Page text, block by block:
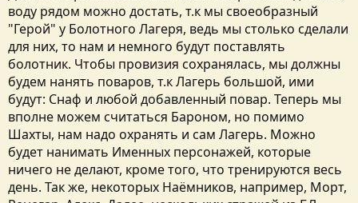
воду рядом можно достать, т.к мы своеобразный
"Герой" у Болотного Лагеря, ведь мы столько сделали
для них, то нам и немного будут поставлять
болотник. Чтобы провизия сохранялась, мы должны
будем нанять поваров, т.к Лагерь большой, ими
будут: Снаф и любой добавленный повар. Теперь мы
вполне можем считаться Бароном, но помимо
Шахты, нам надо охранять и сам Лагерь. Можно
будет нанимать Именных персонажей, которые
ничего не делают, кроме того, что тренируются весь
день. Так же, некоторых Наёмников, например, Морт,